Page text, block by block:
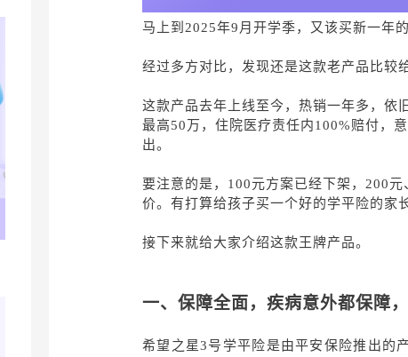
马上到 2025年9月开学季，又该买新一年
经过多方对比，发现还是这款老产品比较
这款产品去年上线至今，热销一年多，依
最高50万，住院医疗责任内100%赔付，
出。
要注意的是， 100元方案已经下架，200
价。有打算给孩子买一个好的学平险的家
接下来就给大家介绍这款王牌产品。
一、 保障全面，疾病意外都保障
希望之星3号学平险是由平安保险推出的